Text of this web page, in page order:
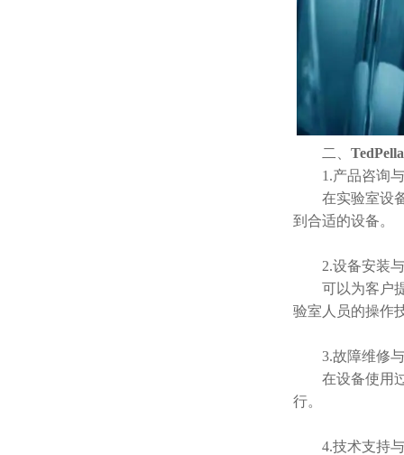
二、
1.产品咨询与
在实验室设备
到合适的设备。
2.设备安装与
可以为客户提
验室人员的操作
3.故障维修与
在设备使用过
行。
4.技术支持与